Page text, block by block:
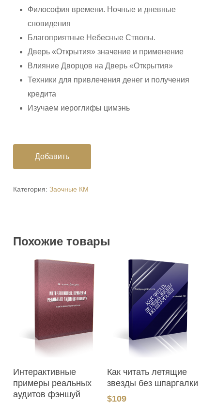
Философия времени. Ночные и дневные
сновидения
Благоприятные Небесные Стволы.
Дверь «Открытия» значение и применение
Влияние Дворцов на Дверь «Открытия»
Техники для привлечения денег и получения
кредита
Изучаем иероглифы цимэнь
Добавить
Категория: Заочные КМ
Похожие товары
Интерактивные
примеры реальных
аудитов фэншуй
Как читать летящие
звезды без шпаргалки
$109